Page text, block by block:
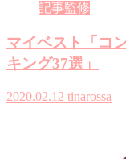
記事監修
マイベスト「コ
キング37選」
2020.02.12 tinarossa